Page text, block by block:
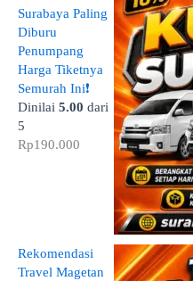
Surabaya Paling
Diburu
Penumpang
Harga Tiketnya
Semurah Ini❗
Dinilai 5.00 dari
5
Rp190.000
Rekomendasi
Travel Magetan